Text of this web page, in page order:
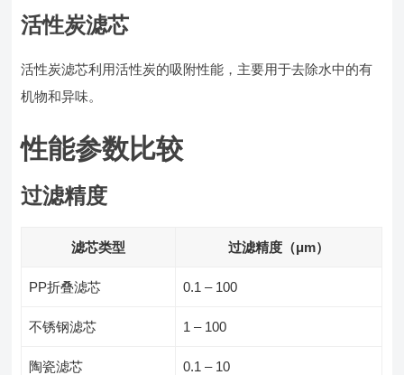
活性炭滤芯
活性炭滤芯利用活性炭的吸附性能，主要用于去除水中的有
机物和异味。
性能参数比较
过滤精度
滤芯类型 过滤精度（μm）
PP折叠滤芯 0.1 – 100
不锈钢滤芯 1 – 100
陶瓷滤芯 0.1 – 10